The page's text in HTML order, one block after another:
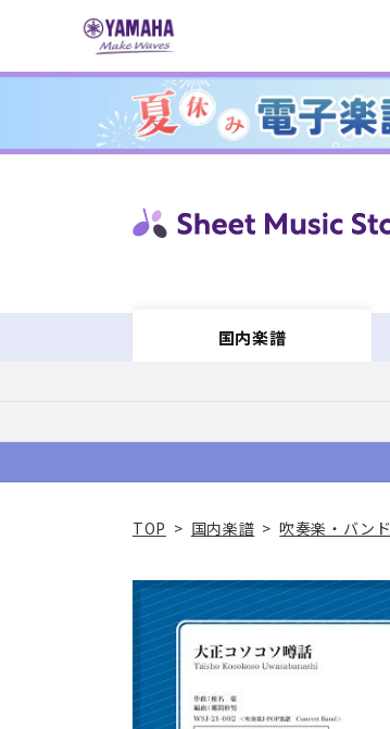
ンツに
国内楽譜
TOP > 国内楽譜 > 吹奏楽・バンド
商品情
キップ